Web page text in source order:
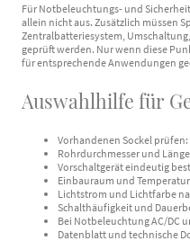
Für Notbeleuchtungs- und
allein nicht aus. Zusätzlich müssen
Zentralbatteriesystem,
geprüft werden. Nur wenn diese
für entsprechende Anwendungen
Auswahlhilfe für
Vorhandenen Sockel prüfen:
Rohrdurchmesser und
Vorschaltgerät eindeutig
Einbauraum und
Lichtstrom und Lichtfarbe
Schalthäufigkeit und
Bei Notbeleuchtung AC/DC
Datenblatt und technische